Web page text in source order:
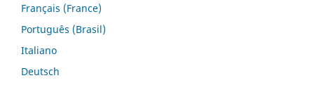
Français (France)
Português (Brasil)
Italiano
Deutsch